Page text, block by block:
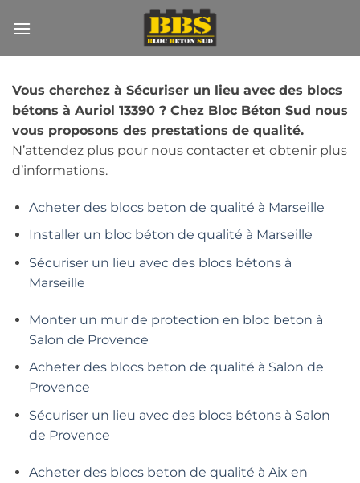
au
Vous cherchez à Sécuriser un lieu avec des blocs
bétons à Auriol 13390 ? Chez Bloc Béton Sud nous
vous proposons des prestations de qualité.
N’attendez plus pour nous contacter et obtenir plus
d’informations.
Acheter des blocs beton de qualité à Marseille
Installer un bloc béton de qualité à Marseille
Sécuriser un lieu avec des blocs bétons à
Marseille
Monter un mur de protection en bloc beton à
Salon de Provence
Acheter des blocs beton de qualité à Salon de
Provence
Sécuriser un lieu avec des blocs bétons à Salon
de Provence
Acheter des blocs beton de qualité à Aix en